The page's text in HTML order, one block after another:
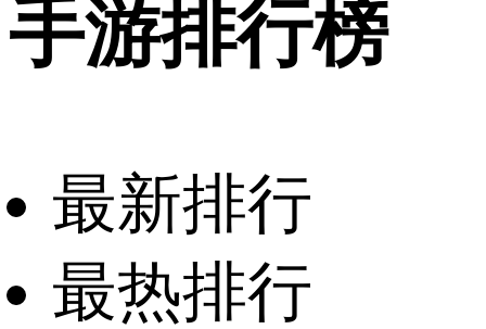
手游排行榜
最新排行
最热排行